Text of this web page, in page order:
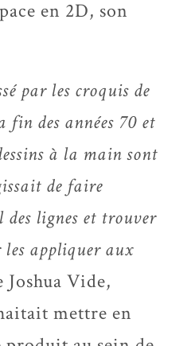
en 2D, son
par les croquis de
des années 70 et
à la main sont
de faire
lignes et trouver
les appliquer aux
Joshua Vide,
mettre en